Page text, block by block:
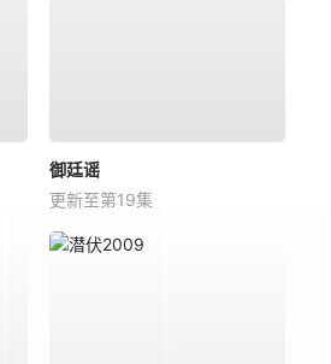
御廷谣
更新至第19集